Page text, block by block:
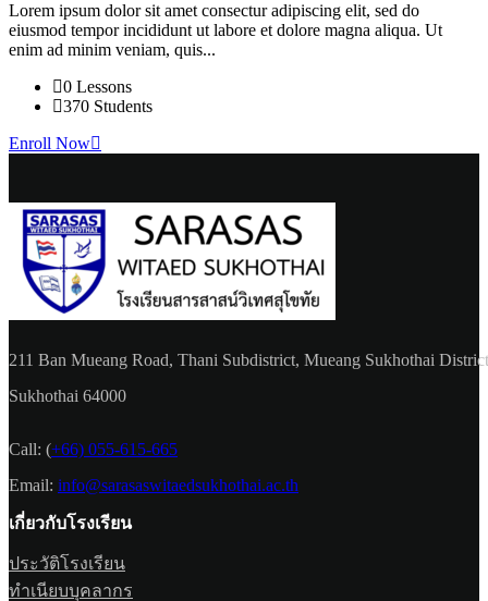
Lorem ipsum dolor sit amet consectur adipiscing elit, sed do
eiusmod tempor incididunt ut labore et dolore magna aliqua. Ut
enim ad minim veniam, quis...
0 Lessons
370 Students
Enroll Now
211 Ban Mueang Road, Thani Subdistrict, Mueang Sukhothai
Sukhothai 64000
Call: (+66) 055-615-665
Email: info@sarasaswitaedsukhothai.ac.th
เกี่ยวกับโรงเรียน
ประวัติโรงเรียน
ทำเนียบบุคลากร